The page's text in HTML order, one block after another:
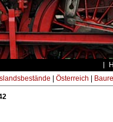
Österreich